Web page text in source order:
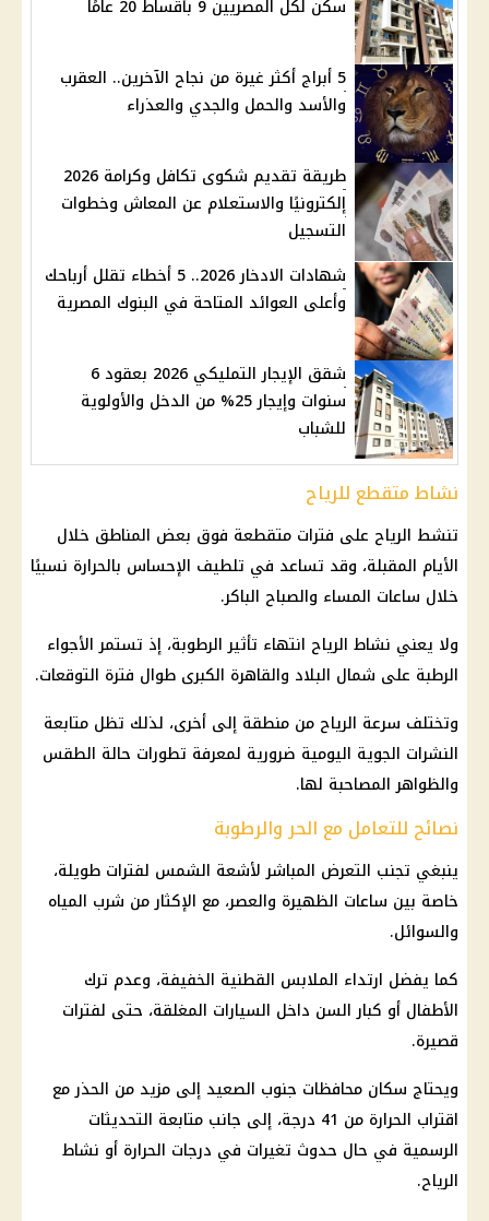
سكن لكل المصريين 9 بأقساط 20 عامًا
5 أبراج أكثر غيرة من نجاح الآخرين.. العقرب
والأسد والحمل والجدي والعذراء
طريقة تقديم شكوى تكافل وكرامة 2026
إلكترونيًا والاستعلام عن المعاش وخطوات
التسجيل
شهادات الادخار 2026.. 5 أخطاء تقلل أرباحك
وأعلى العوائد المتاحة في البنوك المصرية
شقق الإيجار التمليكي 2026 بعقود 6
سنوات وإيجار 25% من الدخل والأولوية
للشباب
نشاط متقطع للرياح
تنشط الرياح على فترات متقطعة فوق بعض المناطق خلال
الأيام المقبلة، وقد تساعد في تلطيف الإحساس بالحرارة نسبيًا
خلال ساعات المساء والصباح الباكر.
ولا يعني نشاط الرياح انتهاء تأثير الرطوبة، إذ تستمر الأجواء
الرطبة على شمال البلاد والقاهرة الكبرى طوال فترة التوقعات.
وتختلف سرعة الرياح من منطقة إلى أخرى، لذلك تظل متابعة
النشرات الجوية اليومية ضرورية لمعرفة تطورات حالة الطقس
والظواهر المصاحبة لها.
نصائح للتعامل مع الحر والرطوبة
ينبغي تجنب التعرض المباشر لأشعة الشمس لفترات طويلة،
خاصة بين ساعات الظهيرة والعصر، مع الإكثار من شرب المياه
والسوائل.
كما يفضل ارتداء الملابس القطنية الخفيفة، وعدم ترك
الأطفال أو كبار السن داخل السيارات المغلقة، حتى لفترات
قصيرة.
ويحتاج سكان محافظات جنوب الصعيد إلى مزيد من الحذر مع
اقتراب الحرارة من 41 درجة، إلى جانب متابعة التحديثات
الرسمية في حال حدوث تغيرات في درجات الحرارة أو نشاط
الرياح.